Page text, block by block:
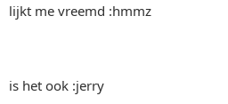
lijkt me vreemd :hmmz
is het ook :jerry